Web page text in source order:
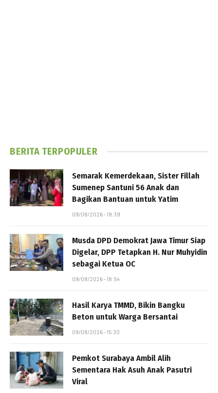
BERITA TERPOPULER
Semarak Kemerdekaan, Sister Fillah
Sumenep Santuni 56 Anak dan
Bagikan Bantuan untuk Yatim
09/08/2026 - 19:39
Musda DPD Demokrat Jawa Timur Siap
Digelar, DPP Tetapkan H. Nur Muhyidin
sebagai Ketua OC
09/08/2026 - 18:54
Hasil Karya TMMD, Bikin Bangku
Beton untuk Warga Bersantai
09/08/2026 - 15:30
Pemkot Surabaya Ambil Alih
Sementara Hak Asuh Anak Pasutri
Viral